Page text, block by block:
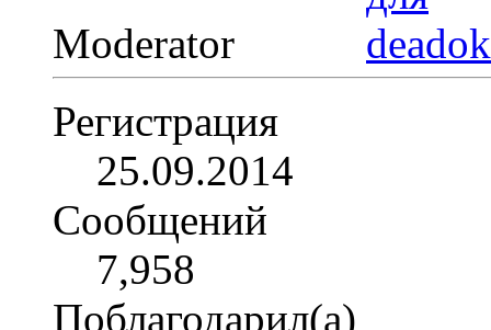
Moderator
Регистрация
25.09.2014
Сообщений
7,958
Поблагодарил(а)